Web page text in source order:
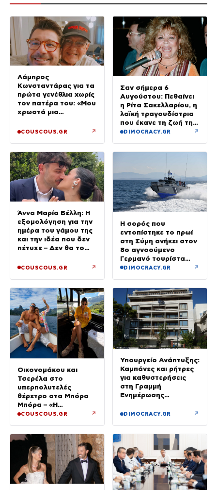
Λάμπρος
Κωνσταντάρας για τα
πρώτα γενέθλια χωρίς
τον πατέρα του: «Μου
χρωστά μια
COUSCOUS.GR ↗
Σαν σήμερα 6
Αυγούστου: Πεθαίνει
η Ρίτα Σακελλαρίου, η
λαϊκή τραγουδίστρια
που έκανε τη ζωή της
τραγούδι
DIMOCRACY.GR ↗
Άννα Μαρία Βέλλη: Η
εξομολόγηση για την
ημέρα του γάμου της
και την ιδέα που δεν
πέτυχε – Δεν θα το
COUSCOUS.GR ↗
Η σορός που
εντοπίστηκε το πρωί
στη Σύμη ανήκει στον
8ο αγνοούμενο
Γερμανό τουρίστα
που επέβαινε σε
DIMOCRACY.GR ↗
Οικονομάκου και
Τσερέλα στο
υπερπολυτελές
θέρετρο στα Μπόρα
Μπόρα – «Η
μεγαλύτερη
COUSCOUS.GR ↗
Υπουργείο Ανάπτυξης:
Καμπάνες και ρήτρες
για καθυστερήσεις
στη Γραμμή
Ενημέρωσης
DIMOCRACY.GR ↗